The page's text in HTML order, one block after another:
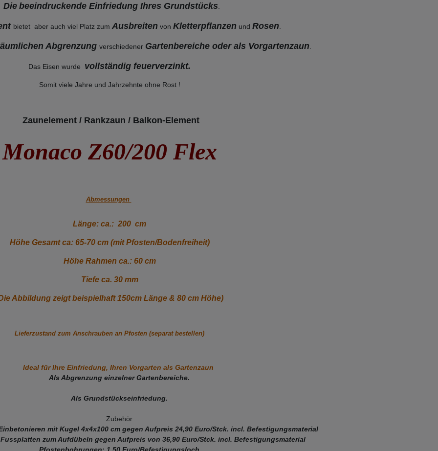
Die beeindruckende Einfriedung Ihres Grundstücks
bietet aber auch viel Platz zum Ausbreiten von Kletterpflanzen und Rosen
Abgrenzung verschiedener Gartenbereiche oder als Vorgartenzaun
Das Eisen wurde vollständig feuerverzinkt.
Somit viele Jahre und Jahrzehnte ohne Rost !
Zaunelement / Rankzaun / Balkon-Element
Monaco Z60/200 Flex
Abmessungen
Länge: ca.: 200 cm
Höhe Gesamt ca: 65-70 cm (mit Pfosten/Bodenfreiheit)
Höhe Rahmen ca.: 60 cm
Tiefe ca. 30 mm
Abbildung zeigt beispielhaft 150cm Länge & 80 cm Höhe)
Lieferzustand zum Anschrauben an Pfosten (separat bestellen)
Ideal für Ihre Einfriedung, Ihren Vorgarten als Gartenzaun
Als Abgrenzung einzelner Gartenbereiche.
Als Grundstückseinfriedung.
Zubehör
mit Kugel 4x4x100 cm gegen Aufpreis 24,90 Euro/Stck. incl. Befestigungsmaterial
zum Aufdübeln gegen Aufpreis von 36,90 Euro/Stck. incl. Befestigungsmaterial